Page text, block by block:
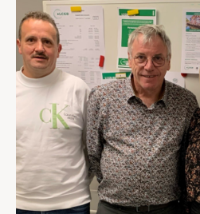
Développement
Devenir Membre
Actualités